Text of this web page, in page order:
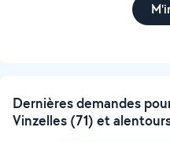
Dernières demandes
Vinzelles (71) et